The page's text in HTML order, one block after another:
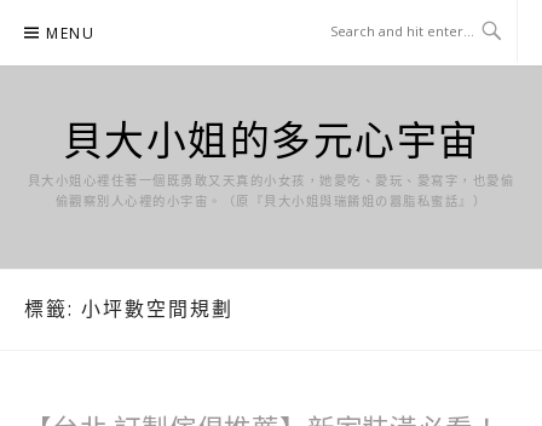
content
MENU
貝大小姐的多元心宇宙
貝大小姐心裡住著一個既勇敢又天真的小女孩，她愛吃、愛玩、愛寫字，也愛偷
偷觀察別人心裡的小宇宙。（原『貝大小姐與瑞餚姐の囂脂私蜜話』）
標籤: 小坪數空間規劃